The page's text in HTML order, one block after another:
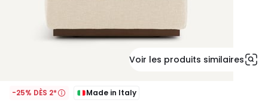
Voir les produits similaires
-25% DÈS 2*
Made in Italy